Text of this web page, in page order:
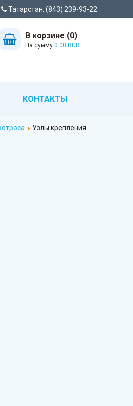
Татарстан: (843) 239-93-22
В корзине (0)
На сумму 0.00 RUB
КОНТАКТЫ
Узлы крепления